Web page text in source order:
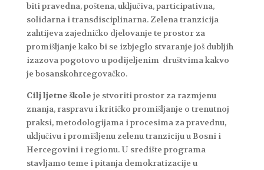
biti pravedna, poštena, uključiva, participativna,
solidarna i transdisciplinarna. Zelena tranzicija
zahtijeva zajedničko djelovanje te prostor za
promišljanje kako bi se izbjeglo stvaranje još dubljih
izazova pogotovo u podijeljenim društvima kakvo
je bosanskohrcegovačko.
Cilj ljetne škole je stvoriti prostor za razmjenu
znanja, raspravu i kritičko promišljanje o trenutnoj
praksi, metodologijama i procesima za pravednu,
uključivu i promišljenu zelenu tranziciju u Bosni i
Hercegovini i regionu. U središte programa
stavljamo teme i pitanja demokratizacije u